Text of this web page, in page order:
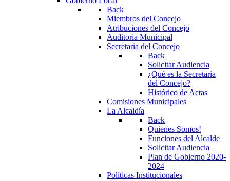
Back
Miembros del Concejo
Atribuciones del Concejo
Auditoría Municipal
Secretaria del Concejo
Back
Solicitar Audiencia
¿Qué es la Secretaria
del Concejo?
Histórico de Actas
Comisiones Municipales
La Alcaldía
Back
Quienes Somos!
Funciones del Alcalde
Solicitar Audiencia
Plan de Gobierno 2020-
2024
Políticas Institucionales